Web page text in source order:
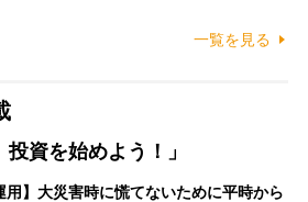
一覧を見る
資を始めよう！」
用】大災害時に慌てないために平時から